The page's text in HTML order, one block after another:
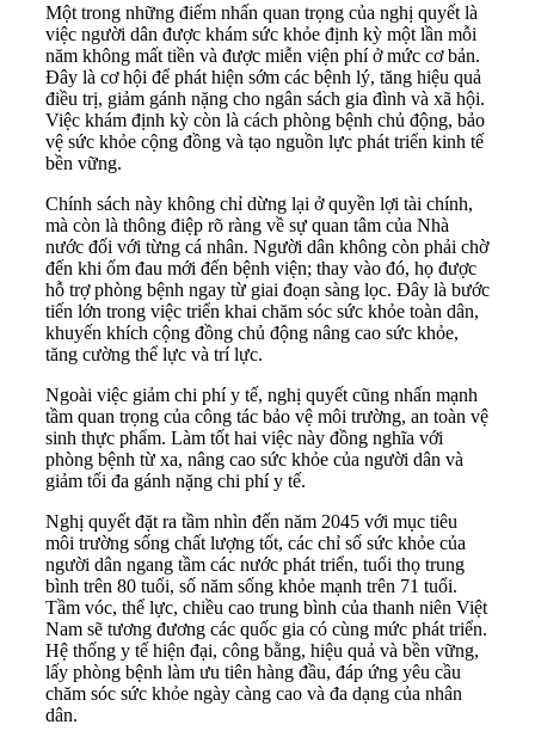
Một trong những điểm nhấn quan trọng của nghị quyết là
việc người dân được khám sức khỏe định kỳ một lần mỗi
năm không mất tiền và được miễn viện phí ở mức cơ bản.
Đây là cơ hội để phát hiện sớm các bệnh lý, tăng hiệu quả
điều trị, giảm gánh nặng cho ngân sách gia đình và xã hội.
Việc khám định kỳ còn là cách phòng bệnh chủ động, bảo
vệ sức khỏe cộng đồng và tạo nguồn lực phát triển kinh tế
bền vững.
Chính sách này không chỉ dừng lại ở quyền lợi tài chính,
mà còn là thông điệp rõ ràng về sự quan tâm của Nhà
nước đối với từng cá nhân. Người dân không còn phải chờ
đến khi ốm đau mới đến bệnh viện; thay vào đó, họ được
hỗ trợ phòng bệnh ngay từ giai đoạn sàng lọc. Đây là bước
tiến lớn trong việc triển khai chăm sóc sức khỏe toàn dân,
khuyến khích cộng đồng chủ động nâng cao sức khỏe,
tăng cường thể lực và trí lực.
Ngoài việc giảm chi phí y tế, nghị quyết cũng nhấn mạnh
tầm quan trọng của công tác bảo vệ môi trường, an toàn vệ
sinh thực phẩm. Làm tốt hai việc này đồng nghĩa với
phòng bệnh từ xa, nâng cao sức khỏe của người dân và
giảm tối đa gánh nặng chi phí y tế.
Nghị quyết đặt ra tầm nhìn đến năm 2045 với mục tiêu
môi trường sống chất lượng tốt, các chỉ số sức khỏe của
người dân ngang tầm các nước phát triển, tuổi thọ trung
bình trên 80 tuổi, số năm sống khỏe mạnh trên 71 tuổi.
Tầm vóc, thể lực, chiều cao trung bình của thanh niên Việt
Nam sẽ tương đương các quốc gia có cùng mức phát triển.
Hệ thống y tế hiện đại, công bằng, hiệu quả và bền vững,
lấy phòng bệnh làm ưu tiên hàng đầu, đáp ứng yêu cầu
chăm sóc sức khỏe ngày càng cao và đa dạng của nhân
dân.